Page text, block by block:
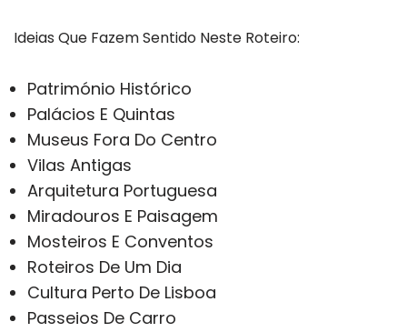
Ideias Que Fazem Sentido Neste Roteiro:
Património Histórico
Palácios E Quintas
Museus Fora Do Centro
Vilas Antigas
Arquitetura Portuguesa
Miradouros E Paisagem
Mosteiros E Conventos
Roteiros De Um Dia
Cultura Perto De Lisboa
Passeios De Carro